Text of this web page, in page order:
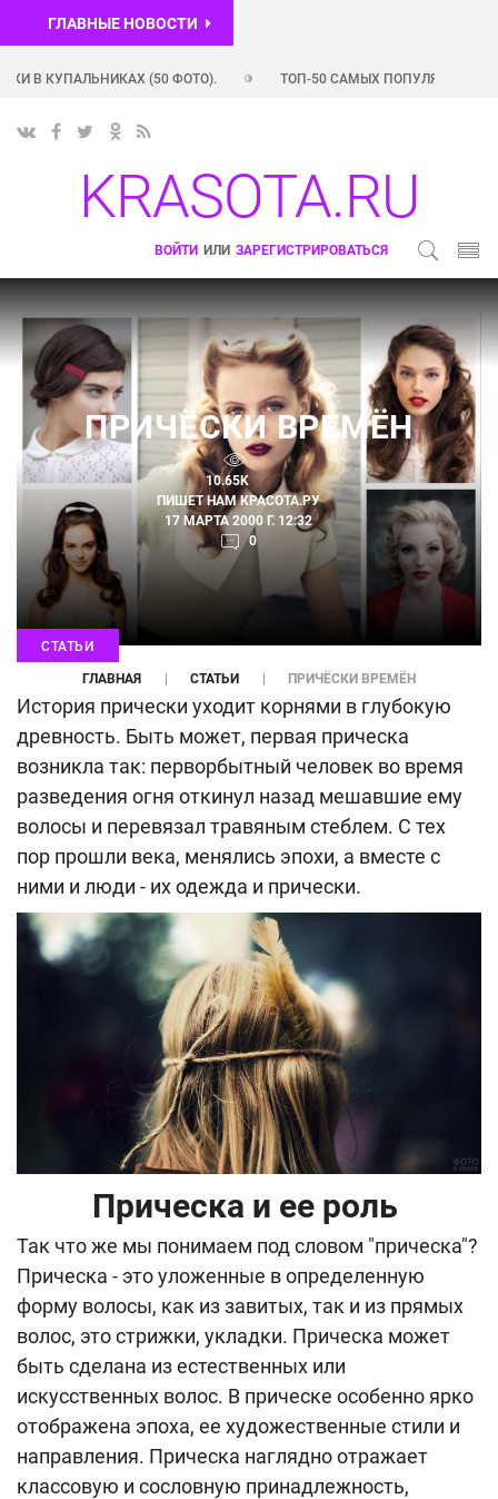
ГЛАВНЫЕ НОВОСТИ
(50 ФОТО).
ТОП-50 САМЫХ ПОПУЛЯРНЫХ INSTAGRAM-
KRASOTA.RU
ВОЙТИ ИЛИ ЗАРЕГИСТРИРОВАТЬСЯ
ПРИЧЁСКИ ВРЕМЁН
10.65K
ПИШЕТ НАМ КРАСОТА.РУ
17 МАРТА 2000 Г. 12:32
0
СТАТЬИ
ГЛАВНАЯ СТАТЬИ ПРИЧЁСКИ ВРЕМЁН
История прически уходит корнями в глубокую
древность. Быть может, первая прическа
возникла так: перворбытный человек во время
разведения огня откинул назад мешавшие ему
волосы и перевязал травяным стеблем. С тех
пор прошли века, менялись эпохи, а вместе с
ними и люди - их одежда и прически.
Прическа и ее роль
Так что же мы понимаем под словом "прическа"?
Прическа - это уложенные в определенную
форму волосы, как из завитых, так и из прямых
волос, это стрижки, укладки. Прическа может
быть сделана из естественных или
искусственных волос. В прическе особенно ярко
отображена эпоха, ее художественные стили и
направления. Прическа наглядно отражает
классовую и сословную принадлежность,